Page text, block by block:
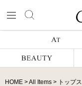
HOME All Items トップス